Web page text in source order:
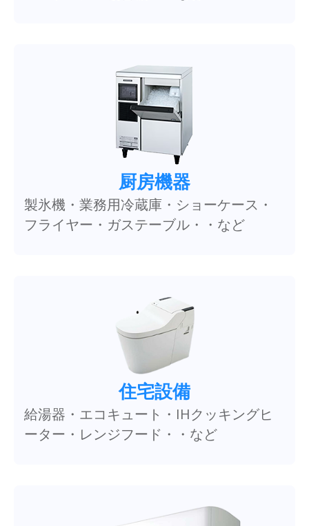
厨房機器
製氷機・業務用冷蔵庫・ショーケース・
フライヤー・ガステーブル・・など
住宅設備
給湯器・エコキュート・IHクッキングヒ
ーター・レンジフード・・など